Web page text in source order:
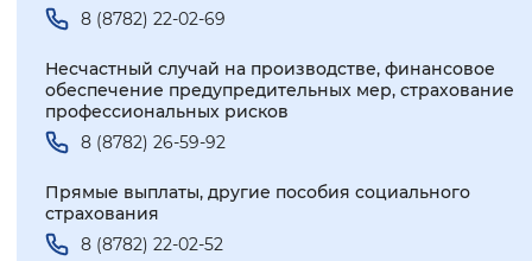
8 (8782) 22-02-69
Несчастный случай на производстве, финансовое
обеспечение предупредительных мер, страхование
профессиональных рисков
8 (8782) 26-59-92
Прямые выплаты, другие пособия социального
страхования
8 (8782) 22-02-52